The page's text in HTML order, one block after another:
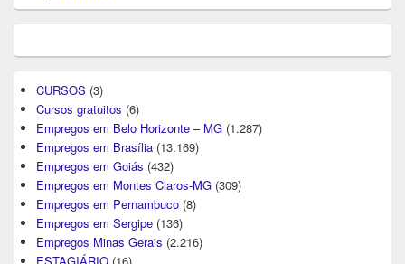
CURSOS (3)
Cursos gratuitos (6)
Empregos em Belo Horizonte – MG (1.287)
Empregos em Brasília (13.169)
Empregos em Goiás (432)
Empregos em Montes Claros-MG (309)
Empregos em Pernambuco (8)
Empregos em Sergipe (136)
Empregos Minas Gerais (2.216)
ESTAGIÁRIO (16)